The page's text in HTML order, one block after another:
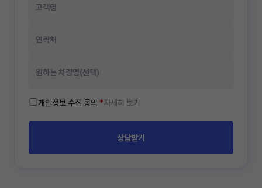
개인정보 수집 동의 *자세히 보기
상담받기